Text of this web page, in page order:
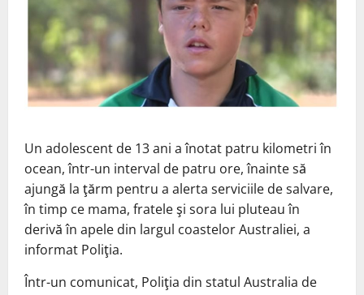
Un adolescent de 13 ani a înotat patru kilometri în
ocean, într-un interval de patru ore, înainte să
ajungă la ţărm pentru a alerta serviciile de salvare,
în timp ce mama, fratele şi sora lui pluteau în
derivă în apele din largul coastelor Australiei, a
informat Poliţia.
Într-un comunicat, Poliţia din statul Australia de